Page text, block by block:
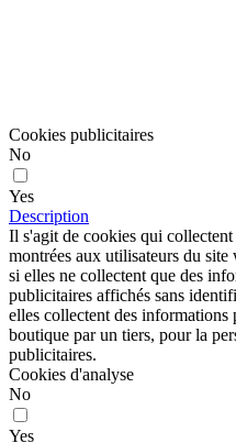
Cookies publicitaires
No
Yes
Description
Il s'agit de cookies qui
montrées aux utilisateurs du
si elles ne collectent que des
publicitaires affichés sans
elles collectent des informations
boutique par un tiers, pour la
publicitaires.
Cookies d'analyse
No
Yes